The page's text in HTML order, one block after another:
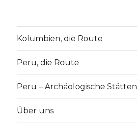
Kolumbien, die Route
Peru, die Route
Peru – Archäologische Stätten
Über uns